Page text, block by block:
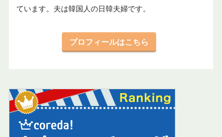
ています。夫は韓国人の日韓夫婦です。
プロフィールはこちら